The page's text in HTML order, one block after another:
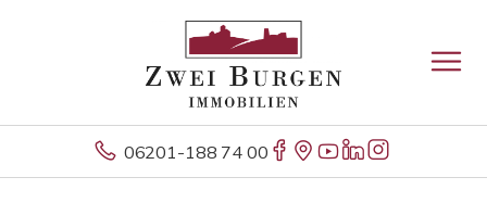
06201-188 74 00